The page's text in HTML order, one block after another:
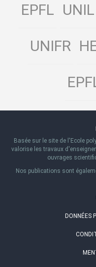
EPFL UNIL
UNIFR
Basée sur le site de l'Ecole
valorise les travaux
ouvrages
Nos publications sont
DONNÉES